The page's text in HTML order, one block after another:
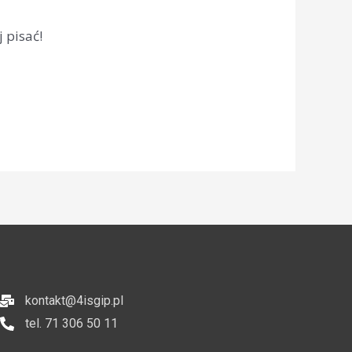
pisać!
kontakt@4isgip.pl
tel. 71 306 50 11